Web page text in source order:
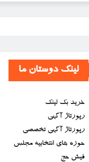
لینک دوستان ما
خرید بک لینک
رپورتاژ آگهی
رپورتاژ آگهی تخصصی
حوزه های انتخابیه مجلس
فیش حج